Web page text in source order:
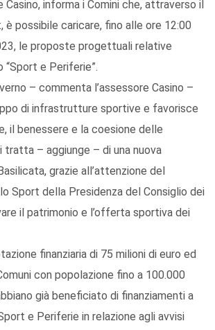
informa i Comini che, attraverso il
è possibile caricare, fino alle ore 12:00
le proposte progettuali relative
“Sport e Periferie”.
– commenta l’assessore Casino –
di infrastrutture sportive e favorisce
il benessere e la coesione delle
tratta – aggiunge – di una nuova
grazie all’attenzione del
Sport della Presidenza del Consiglio dei
il patrimonio e l’offerta sportiva dei
finanziaria di 75 milioni di euro ed
con popolazione fino a 100.000
già beneficiato di finanziamenti a
e Periferie in relazione agli avvisi